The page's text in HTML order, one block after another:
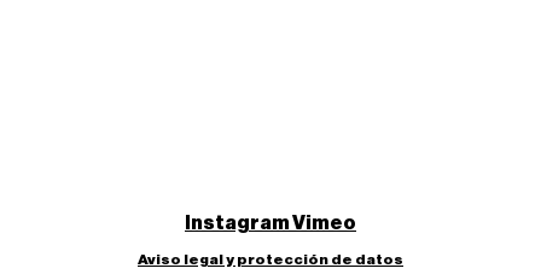
InstagramVimeo
Aviso legal y protección de datos